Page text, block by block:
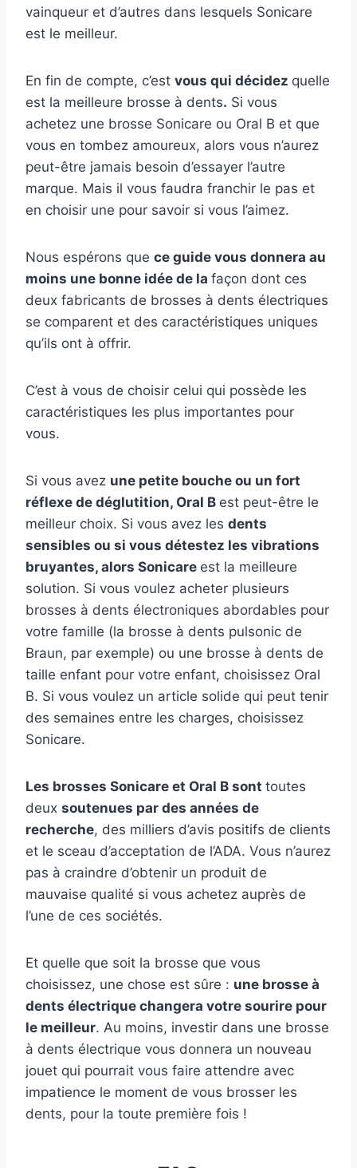
vainqueur et d’autres dans lesquels Sonicare
est le meilleur.
En fin de compte, c’est vous qui décidez quelle
est la meilleure brosse à dents. Si vous
achetez une brosse Sonicare ou Oral B et que
vous en tombez amoureux, alors vous n’aurez
peut-être jamais besoin d’essayer l’autre
marque. Mais il vous faudra franchir le pas et
en choisir une pour savoir si vous l’aimez.
Nous espérons que ce guide vous donnera au
moins une bonne idée de la façon dont ces
deux fabricants de brosses à dents électriques
se comparent et des caractéristiques uniques
qu’ils ont à offrir.
C’est à vous de choisir celui qui possède les
caractéristiques les plus importantes pour
vous.
Si vous avez une petite bouche ou un fort
réflexe de déglutition, Oral B est peut-être le
meilleur choix. Si vous avez les dents
sensibles ou si vous détestez les vibrations
bruyantes, alors Sonicare est la meilleure
solution. Si vous voulez acheter plusieurs
brosses à dents électroniques abordables pour
votre famille (la brosse à dents pulsonic de
Braun, par exemple) ou une brosse à dents de
taille enfant pour votre enfant, choisissez Oral
B. Si vous voulez un article solide qui peut tenir
des semaines entre les charges, choisissez
Sonicare.
Les brosses Sonicare et Oral B sont toutes
deux soutenues par des années de
recherche, des milliers d’avis positifs de clients
et le sceau d’acceptation de l’ADA. Vous n’aurez
pas à craindre d’obtenir un produit de
mauvaise qualité si vous achetez auprès de
l’une de ces sociétés.
Et quelle que soit la brosse que vous
choisissez, une chose est sûre : une brosse à
dents électrique changera votre sourire pour
le meilleur. Au moins, investir dans une brosse
à dents électrique vous donnera un nouveau
jouet qui pourrait vous faire attendre avec
impatience le moment de vous brosser les
dents, pour la toute première fois !